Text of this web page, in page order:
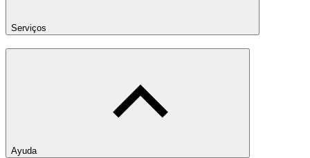
Serviços
Ayuda